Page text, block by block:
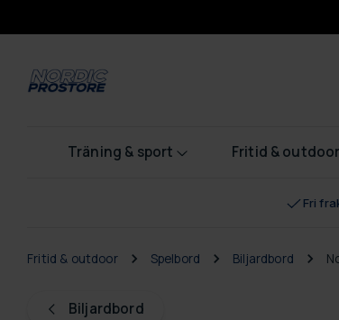
Träning & sport Fritid & outdoor
Fri
Biljardbord
Fritid & outdoor Spelbord Biljardbord